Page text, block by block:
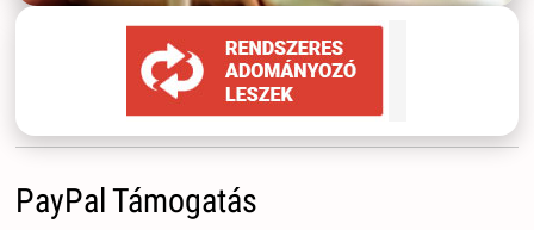
PayPal Támogatás